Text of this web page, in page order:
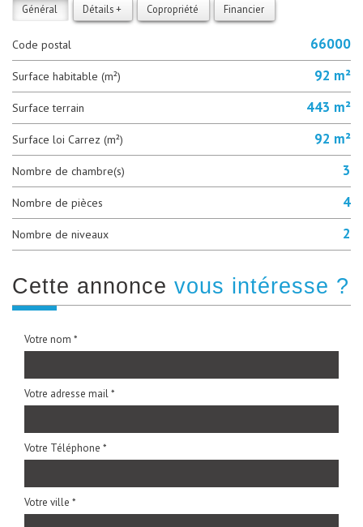
Général Détails + Copropriété Financier
Code postal 66000
Surface habitable (m²) 92 m²
surface terrain 443 m²
Surface loi Carrez (m²) 92 m²
Nombre de chambre(s) 3
Nombre de pièces 4
Nombre de niveaux 2
cette annonce vous intéresse ?
Votre nom *
Votre adresse mail *
Votre Téléphone *
Votre ville *